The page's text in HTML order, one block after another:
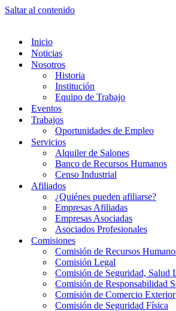
Saltar al contenido
Inicio
Noticias
Nosotros
Historia
Institución
Equipo de Trabajo
Eventos
Trabajos
Oportunidades de Empleo
Servicios
Alquiler de Salones
Banco de Recursos Humanos
Censo Industrial
Afiliados
¿Quiénes pueden afiliarse?
Empresas Afiliadas
Empresas Asociadas
Asociados Profesionales
Comisiones
Comisión de Recursos
Comisión Legal
Comisión de Seguridad, Salud
Comisión de Responsabilidad
Comisión de Comercio Exterior
Comisión de Seguridad Física